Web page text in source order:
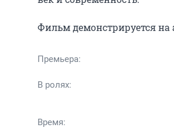
Фильм демонстрируется
Премьера:
В ролях:
Время: